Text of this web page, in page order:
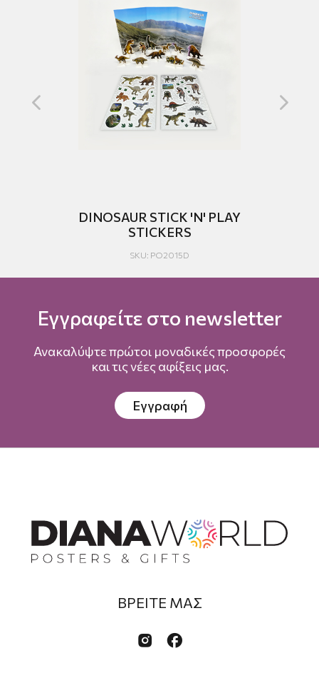
DINOSAUR STICK 'N' PLAY
STICKERS
SKU: PO2015D
Εγγραφείτε στο newsletter
Ανακαλύψτε πρώτοι μοναδικές προσφορές
και τις νέες αφίξεις μας.
Εγγραφή
ΒΡΕΙΤΕ ΜΑΣ
 